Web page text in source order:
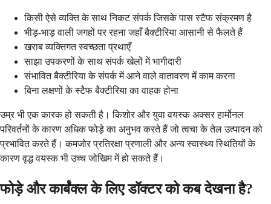
किसी ऐसे व्यक्ति के साथ निकट संपर्क जिसके पास स्टैफ संक्रमण है
भीड़-भाड़ वाली जगहों पर रहना जहाँ बैक्टीरिया आसानी से फैलते हैं
खराब व्यक्तिगत स्वच्छता प्रथाएँ
साझा उपकरणों के साथ संपर्क खेलों में भागीदारी
संभावित बैक्टीरिया के संपर्क में आने वाले वातावरण में काम करना
बिना लक्षणों के स्टैफ बैक्टीरिया का वाहक होना
उम्र भी एक कारक हो सकती है। किशोर और युवा वयस्क अक्सर हार्मोनल
परिवर्तनों के कारण अधिक फोड़े का अनुभव करते हैं जो त्वचा के तेल उत्पादन को
प्रभावित करते हैं। कमजोर प्रतिरक्षा प्रणाली और अन्य स्वास्थ्य स्थितियों के
कारण वृद्ध वयस्क भी उच्च जोखिम में हो सकते हैं।
फोड़े और कार्बंक्ल के लिए डॉक्टर को कब देखना है?